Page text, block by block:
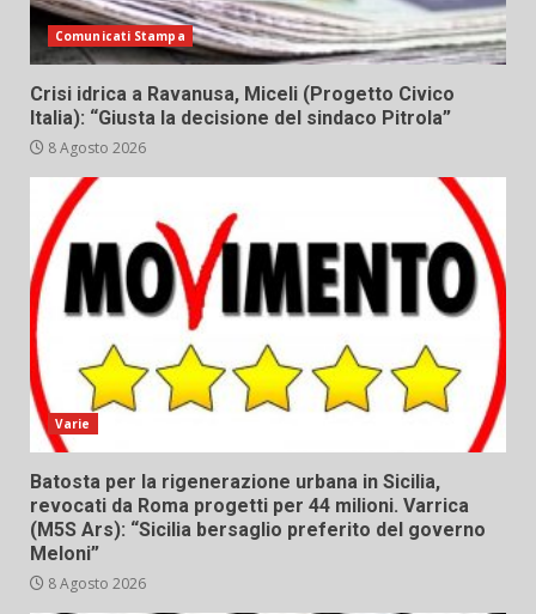
Comunicati Stampa
Crisi idrica a Ravanusa, Miceli (Progetto Civico
Italia): “Giusta la decisione del sindaco Pitrola”
8 Agosto 2026
Varie
Batosta per la rigenerazione urbana in Sicilia,
revocati da Roma progetti per 44 milioni. Varrica
(M5S Ars): “Sicilia bersaglio preferito del governo
Meloni”
8 Agosto 2026